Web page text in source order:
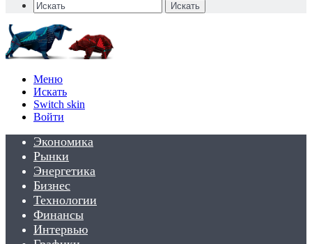
Искать
Меню
Искать
Switch skin
Войти
Экономика
Рынки
Энергетика
Бизнес
Технологии
Финансы
Интервью